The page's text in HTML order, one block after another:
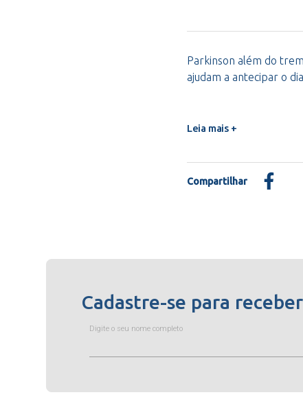
Parkinson além do
ajudam a antecipar o
Leia mais +
Compartilhar
Cadastre-se para
Digite o seu nome completo